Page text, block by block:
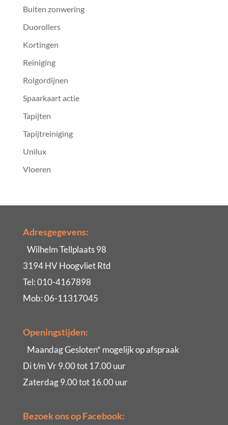
Buiten zonwering
Duorollers
Kortingen
Reiniging
Rolgordijnen
Spaarkaart actie
Tapijten
Tapijtreiniging
Unilux
Vloeren
Adresgegevens:
Wilhelm Tellplaats 98
3194 HV Hoogvliet Rtd
Tel: 010-4167898
Mob: 06-11317045
Openingstijden:
Maandag Gesloten* mogelijk op afspraak
Di t/m Vr 9.00 tot 17.00 uur
Zaterdag 9.00 tot 16.00 uur
Bezoek ons op Facebook: